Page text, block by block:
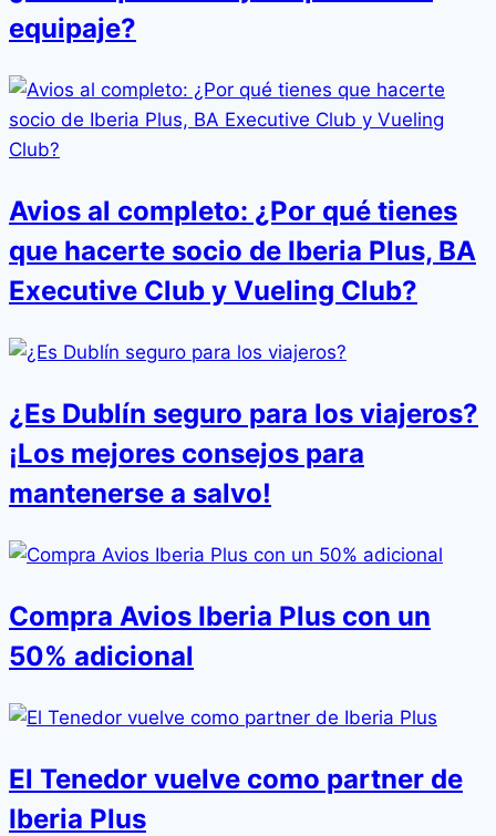
equipaje?
Avios al completo: ¿Por qué tienes
que hacerte socio de Iberia Plus, BA
Executive Club y Vueling Club?
¿Es Dublín seguro para los viajeros?
¡Los mejores consejos para
mantenerse a salvo!
Compra Avios Iberia Plus con un
50% adicional
El Tenedor vuelve como partner de
Iberia Plus